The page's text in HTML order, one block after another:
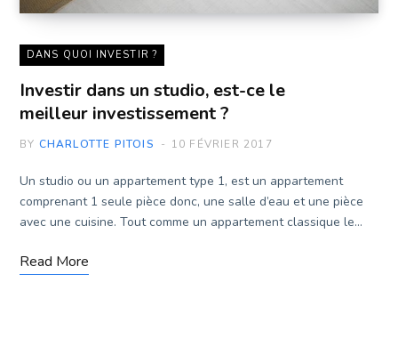
DANS QUOI INVESTIR ?
Investir dans un studio, est-ce le
meilleur investissement ?
BY CHARLOTTE PITOIS 10 FÉVRIER 2017
Un studio ou un appartement type 1, est un appartement
comprenant 1 seule pièce donc, une salle d’eau et une pièce
avec une cuisine. Tout comme un appartement classique le…
Read More